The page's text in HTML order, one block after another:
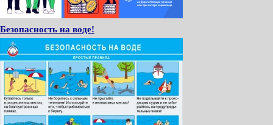
Безопасность на воде!